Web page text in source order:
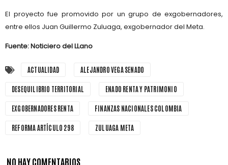
El proyecto fue promovido por un grupo de exgobernadores,
entre ellos Juan Guillermo Zuluaga, exgobernador del Meta.
Fuente: Noticiero del LLano
ACTUALIDAD ALEJANDRO VEGA SENADO
DESEQUILIBRIO TERRITORIAL ENADO RENTA Y PATRIMONIO
EXGOBERNADORES RENTA FINANZAS NACIONALES COLOMBIA
REFORMA ARTÍCULO 298 ZULUAGA META
NO HAY COMENTARIOS.